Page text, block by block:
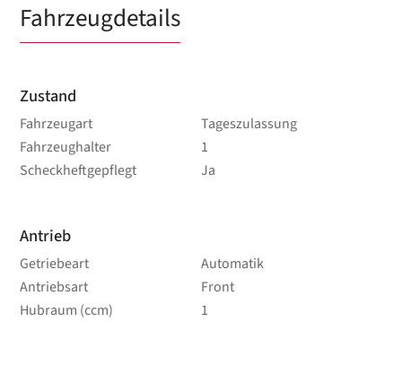
Fahrzeugdetails
Zustand
Fahrzeugart
Tageszulassung
Fahrzeughalter
1
Scheckheftgepflegt
Ja
Antrieb
Getriebeart
Automatik
Antriebsart
Front
Hubraum (ccm)
1